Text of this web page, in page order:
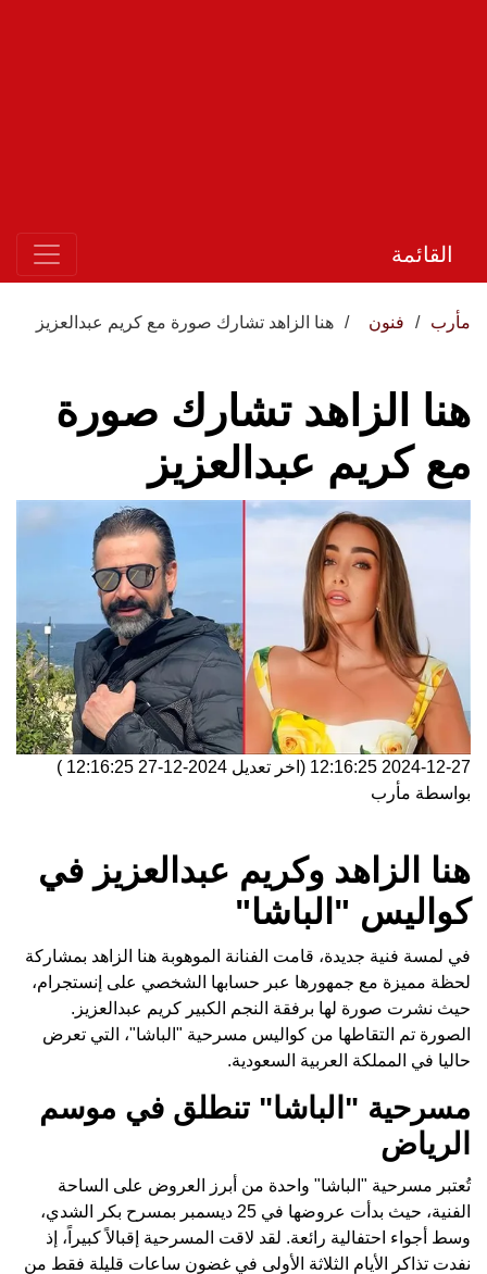
القائمة
مأرب فنون هنا الزاهد تشارك صورة مع كريم عبدالعزيز
هنا الزاهد تشارك صورة
مع كريم عبدالعزيز
2024-12-27 12:16:25 (اخر تعديل 2024-12-27 12:16:25
)
بواسطة مأرب
هنا الزاهد وكريم عبدالعزيز في
كواليس "الباشا"
في لمسة فنية جديدة، قامت الفنانة الموهوبة هنا الزاهد بمشاركة
لحظة مميزة مع جمهورها عبر حسابها الشخصي على إنستجرام،
حيث نشرت صورة لها برفقة النجم الكبير كريم عبدالعزيز.
الصورة تم التقاطها من كواليس مسرحية "الباشا"، التي تعرض
حاليا في المملكة العربية السعودية.
مسرحية "الباشا" تنطلق في موسم
الرياض
تُعتبر مسرحية "الباشا" واحدة من أبرز العروض على الساحة
الفنية، حيث بدأت عروضها في 25 ديسمبر بمسرح بكر الشدي،
وسط أجواء احتفالية رائعة. لقد لاقت المسرحية إقبالاً كبيراً، إذ
نفدت تذاكر الأيام الثلاثة الأولى في غضون ساعات قليلة فقط من